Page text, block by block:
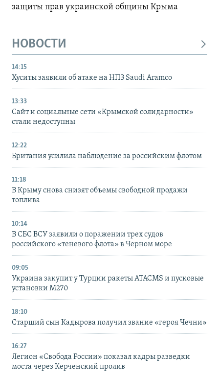
защиты прав украинской общины Крыма
НОВОСТИ
14:15
Хуситы заявили об атаке на НПЗ Saudi Aramco
13:33
Сайт и социальные сети «Крымской солидарности»
стали недоступны
12:22
Британия усилила наблюдение за российским флотом
11:18
В Крыму снова снизят объемы свободной продажи
топлива
10:14
В СБС ВСУ заявили о поражении трех судов
российского «теневого флота» в Черном море
09:05
Украина закупит у Турции ракеты ATACMS и пусковые
установки M270
18:10
Старший сын Кадырова получил звание «героя Чечни»
16:27
Легион «Свобода России» показал кадры разведки
моста через Керченский пролив